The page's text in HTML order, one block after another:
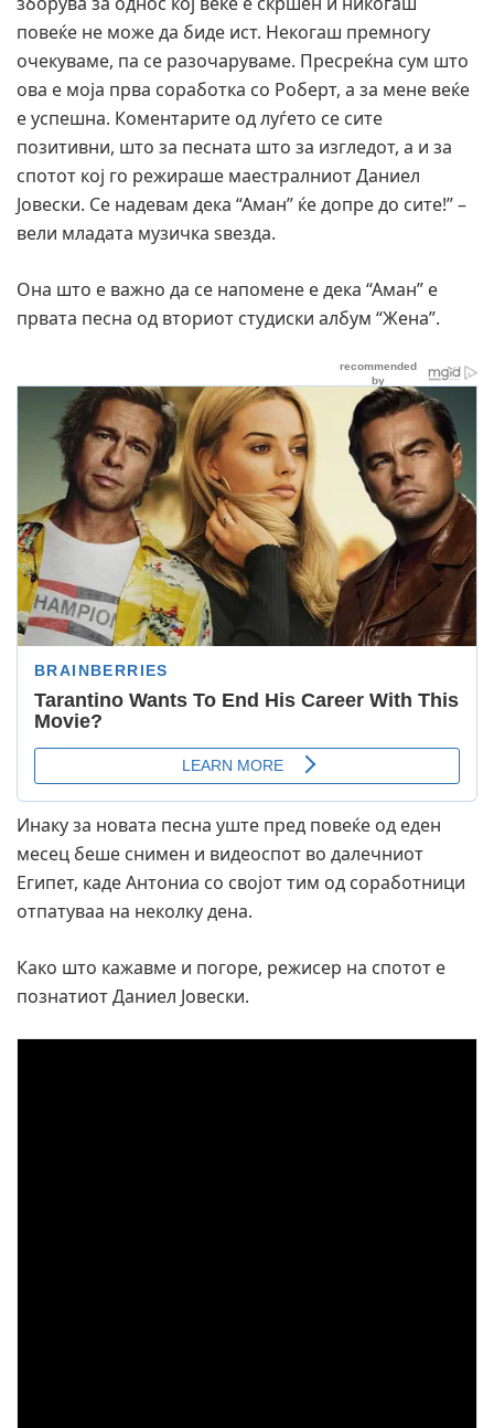
повеќе не може да биде ист. Некогаш премногу
очекуваме, па се разочаруваме. Пресреќна сум што
ова е моја прва соработка со Роберт, а за мене веќе
е успешна. Коментарите од луѓето се сите
позитивни, што за песната што за изгледот, а и за
спотот кој го режираше маестралниот Даниел
Јовески. Се надевам дека “Аман” ќе допре до сите!” –
вели младата музичка ѕвезда.
Она што е важно да се напомене е дека “Аман” е
првата песна од вториот студиски албум “Жена”.
Инаку за новата песна уште пред повеќе од еден
месец беше снимен и видеоспот во далечниот
Египет, каде Антониа со својот тим од соработници
отпатуваа на неколку дена.
Како што кажавме и погоре, режисер на спотот е
познатиот Даниел Јовески.